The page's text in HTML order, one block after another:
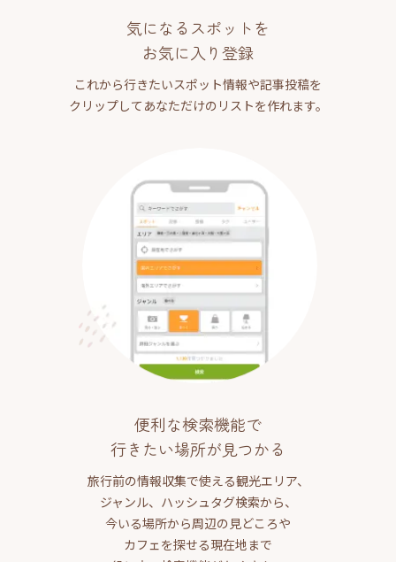
気になるスポットを
お気に入り登録
これから行きたいスポット情報や記事投稿を
クリップしてあなただけのリストを作れます。
便利な検索機能で
行きたい場所が見つかる
旅行前の情報収集で使える観光エリア、
ジャンル、ハッシュタグ検索から、
今いる場所から周辺の見どころや
カフェを探せる現在地まで